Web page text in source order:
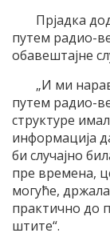
Прјадка
путем радио-
обавештајне
„И ми
путем радио-
структуре
информација
би случајно
пре времена,
могуће,
практично до
штите“.